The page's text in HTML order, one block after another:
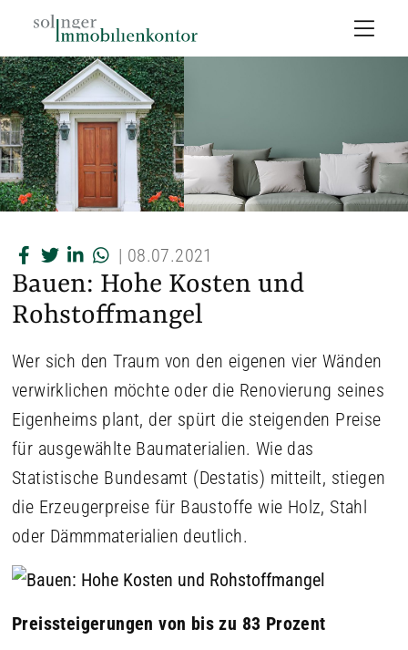
| 08.07.2021
Bauen: Hohe Kosten und
Rohstoffmangel
Wer sich den Traum von den eigenen vier Wänden
verwirklichen möchte oder die Renovierung seines
Eigenheims plant, der spürt die steigenden Preise
für ausgewählte Baumaterialien. Wie das
Statistische Bundesamt (Destatis) mitteilt, stiegen
die Erzeugerpreise für Baustoffe wie Holz, Stahl
oder Dämmmaterialien deutlich.
Preissteigerungen von bis zu 83 Prozent